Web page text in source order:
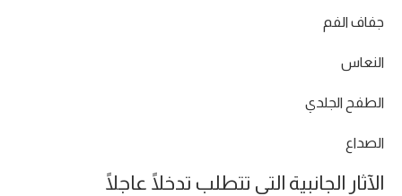
جفاف الفم
النعاس
الطفح الجلدي
الصداع
الآثار الجانبية التي تتطلب تدخلًا عاجلًا